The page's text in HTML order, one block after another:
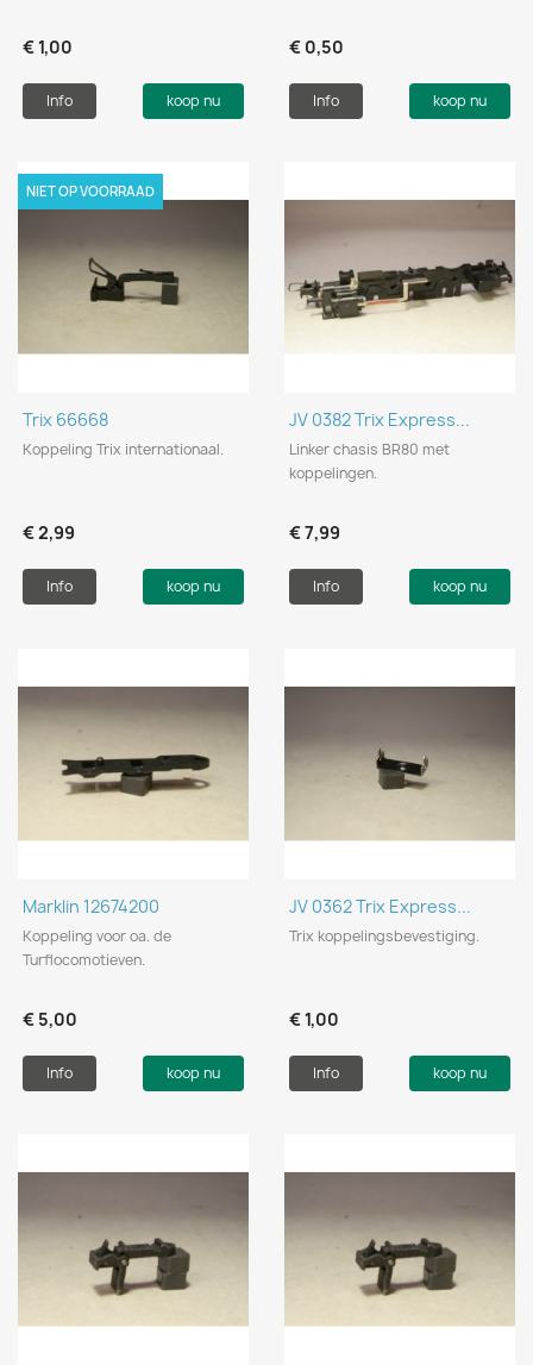
€ 1,00
Info koop nu
€ 0,50
Info koop nu
Trix 66668
Koppeling Trix internationaal.
€ 2,99
Info koop nu
NIET OP VOORRAAD
JV 0382 Trix Express...
Linker chasis BR80 met
koppelingen.
€ 7,99
Info koop nu
Marklin 12674200
Koppeling voor oa. de
Turflocomotieven.
€ 5,00
Info koop nu
JV 0362 Trix Express...
Trix koppelingsbevestiging.
€ 1,00
Info koop nu